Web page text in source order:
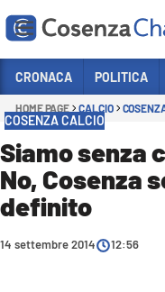
Sezioni
POLITICA
COSENZA CALCIO
ECONOMIA E LAVORO
CRONACA POLITICA
HOME PAGE CALCIO
COSENZA CALCIO
Siamo senza
No, Cosenza
definito
14 settembre 2014 12:56